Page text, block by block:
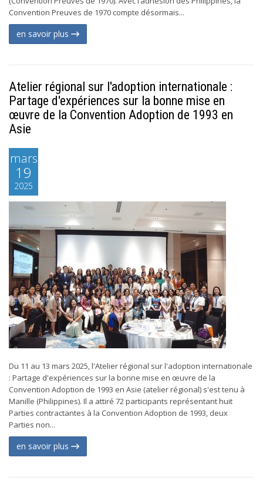
Convention Preuves de 1970 compte désormais...
en savoir plus
Atelier régional sur l'adoption internationale :
Partage d'expériences sur la bonne mise en
œuvre de la Convention Adoption de 1993 en
Asie
mars
19
2025
Du 11 au 13 mars 2025, l'Atelier régional sur l'adoption internationale
: Partage d'expériences sur la bonne mise en œuvre de la
Convention Adoption de 1993 en Asie (atelier régional) s'est tenu à
Manille (Philippines). Il a attiré 72 participants représentant huit
Parties contractantes à la Convention Adoption de 1993, deux
Parties non...
en savoir plus